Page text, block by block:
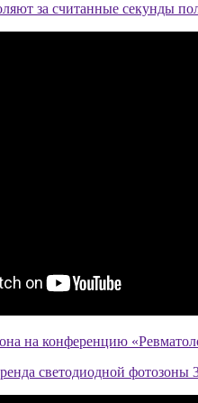
за считанные секунды
на конференцию
светодиодной фотозоны